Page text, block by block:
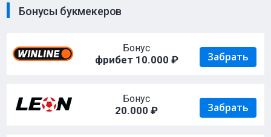
Бонусы букмекеров
Бонус
фрибет 10.000 ₽ Забрать
Бонус
20.000 ₽ Забрать